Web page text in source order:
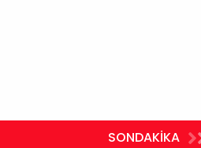
SONDAKİKA
yeni dönem